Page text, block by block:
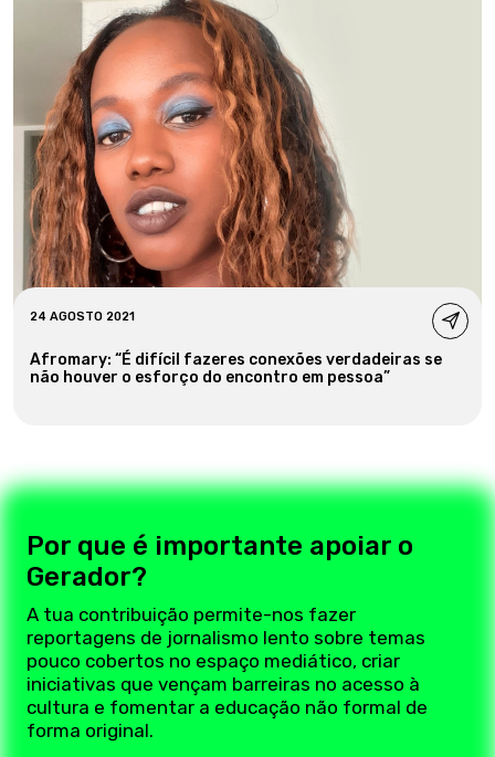
24 AGOSTO 2021
Afromary: “É difícil fazeres conexões verdadeiras se
não houver o esforço do encontro em pessoa”
Por que é importante apoiar o
Gerador?
A tua contribuição permite-nos fazer
reportagens de jornalismo lento sobre temas
pouco cobertos no espaço mediático, criar
iniciativas que vençam barreiras no acesso à
cultura e fomentar a educação não formal de
forma original.